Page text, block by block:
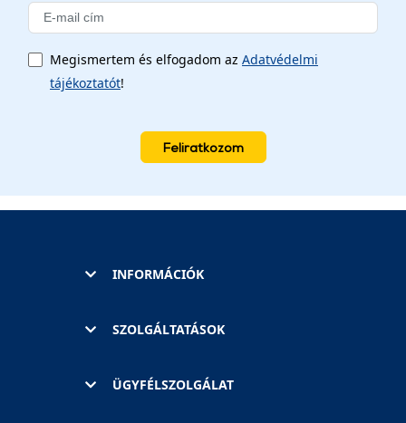
Megismertem és elfogadom az Adatvédelmi
tájékoztatót!
Feliratkozom
INFORMÁCIÓK
SZOLGÁLTATÁSOK
ÜGYFÉLSZOLGÁLAT